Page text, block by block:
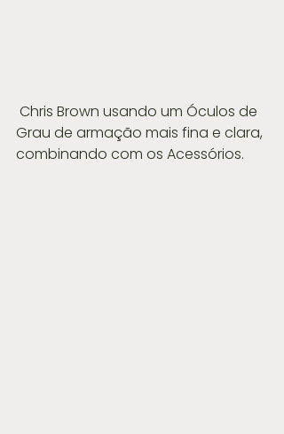
Grau de armação mais fina e clara,
combinando com os Acessórios.